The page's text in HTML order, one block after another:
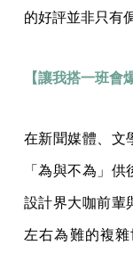
的好評並非只有
【讓我搭一班會
在新聞媒體、文
「為與不為」
設計界大咖前輩
左右為難的複